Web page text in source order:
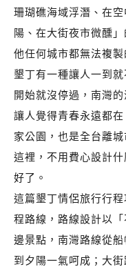
珊瑚礁海域浮潛、在
陽、在大街夜市微醺
他任何城市都無法複製
墾丁有一種讓人一到
開始就沒停過，南灣
讓人覺得青春永遠都
家公園，也是全台離
這裡，不用費心設計
好了。
這篇墾丁情侶旅行行
程路線，路線設計以
邊景點，南灣路線從
到夕陽一氣呵成；大